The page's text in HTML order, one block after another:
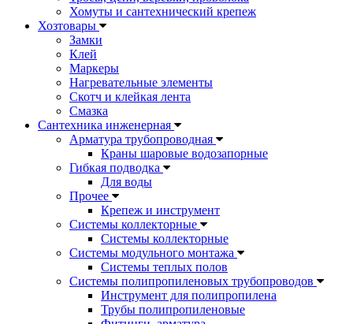
Хомуты и сантехнический крепеж
Хозтовары
Замки
Клей
Маркеры
Нагревательные элементы
Скотч и клейкая лента
Смазка
Сантехника инженерная
Арматура трубопроводная
Краны шаровые водозапорные
Гибкая подводка
Для воды
Прочее
Крепеж и инструмент
Системы коллекторные
Системы коллекторные
Системы модульного монтажа
Системы теплых полов
Системы полипропиленовых трубопроводов
Инструмент для полипропилена
Трубы полипропиленовые